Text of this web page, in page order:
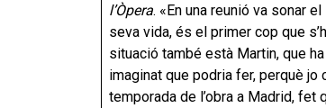
l’Òpera. «En una reunió va sonar
seva vida, és el primer cop que
situació també està Martin, que
imaginat que podria fer, perquè jo
temporada de l’obra a Madrid, fet